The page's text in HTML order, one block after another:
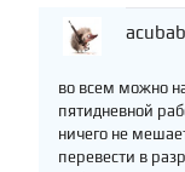
во всем можно
пятидневной
ничего не
перевести в